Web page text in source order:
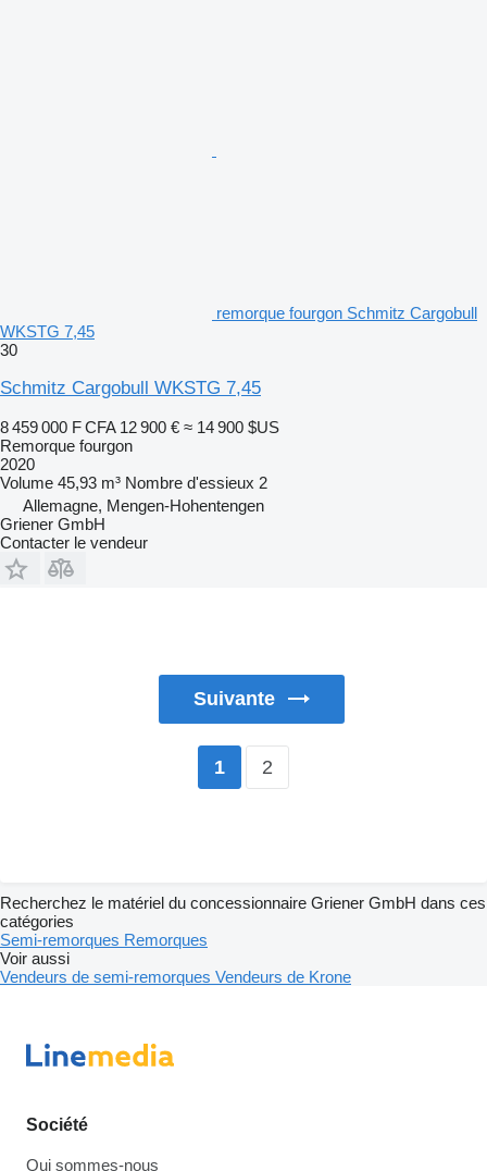
remorque fourgon Schmitz Cargobull
WKSTG 7,45
30
Schmitz Cargobull WKSTG 7,45
8 459 000 F CFA 12 900 € ≈ 14 900 $US
Remorque fourgon
2020
Volume 45,93 m³ Nombre d'essieux 2
Allemagne, Mengen-Hohentengen
Griener GmbH
Contacter le vendeur
Suivante
1 2
Recherchez le matériel du concessionnaire Griener GmbH dans ces
catégories
Semi-remorques Remorques
Voir aussi
Vendeurs de semi-remorques Vendeurs de Krone
Société
Qui sommes-nous